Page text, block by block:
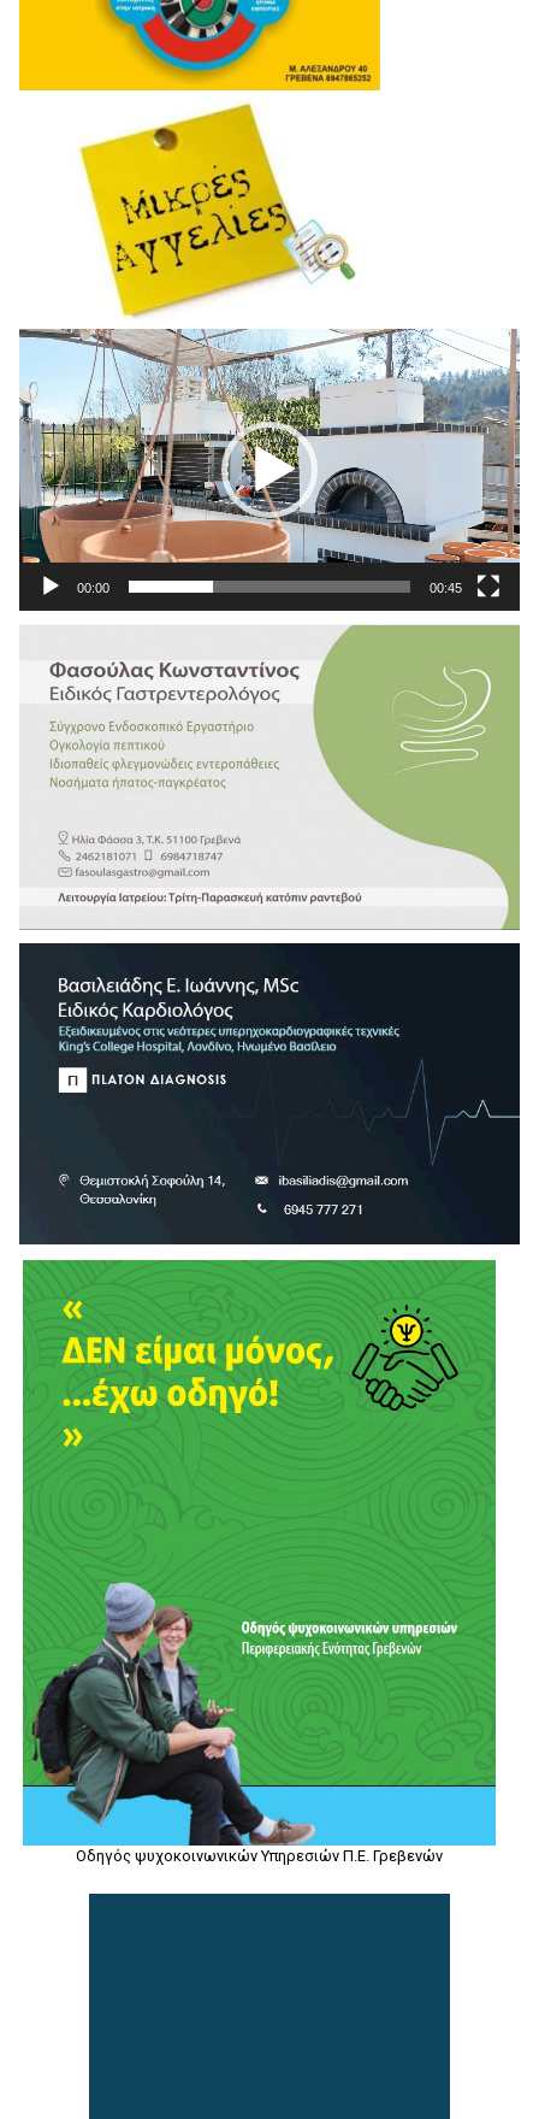
Πρόγραμμα
Αναπαραγωγής
Βίντεο
00:00 00:45
Οδηγός ψυχοκοινωνικών Υπηρεσιών Π.Ε. Γρεβενών